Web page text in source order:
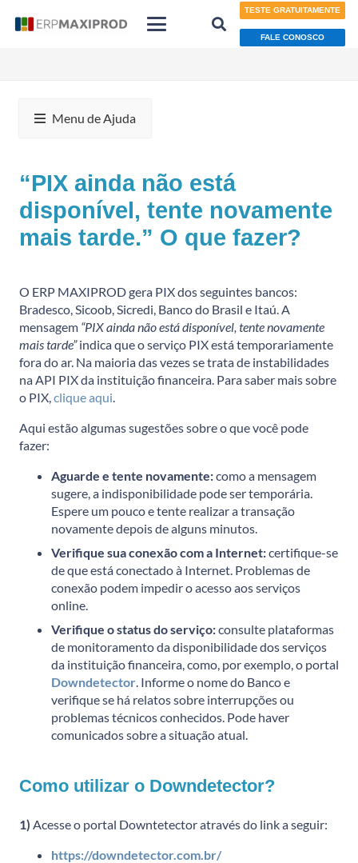
TESTE GRATUITAMENTE
FALE CONOSCO
Menu de Ajuda
“PIX ainda não está
disponível, tente novamente
mais tarde.” O que fazer?
O ERP MAXIPROD gera PIX dos seguintes bancos:
Bradesco, Sicoob, Sicredi, Banco do Brasil e Itaú. A
mensagem “PIX ainda não está disponível, tente novamente
mais tarde”indica que o serviço PIX está temporariamente
fora do ar. Na maioria das vezes se trata de instabilidades
na API PIX da instituição financeira. Para saber mais sobre
o PIX, clique aqui
Aqui estão algumas sugestões sobre o que você pode
fazer:
Aguarde e tente novamente:como a mensagem
sugere, a indisponibilidade pode ser temporária.
Espere um pouco e tente realizar a transação
novamente depois de alguns minutos.
Verifique sua conexão com a Internet:certifique-se
de que está conectado à Internet. Problemas de
conexão podem impedir o acesso aos serviços
online.
Verifique o status do serviço:consulte plataformas
de monitoramento da disponibilidade dos serviços
da instituição financeira, como, por exemplo, o portal
Downdetector . Informe o nome do Banco e
verifique se há relatos sobre interrupções ou
problemas técnicos conhecidos. Pode haver
comunicados sobre a situação atual.
Como utilizar o Downdetector?
1) Acesse o portal Downtetector através do link a seguir:
https://downdetector.com.br/